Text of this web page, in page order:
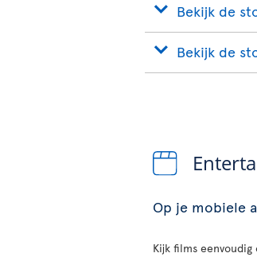
Bekijk de
Bekijk de
Op je mobiele
Kijk films